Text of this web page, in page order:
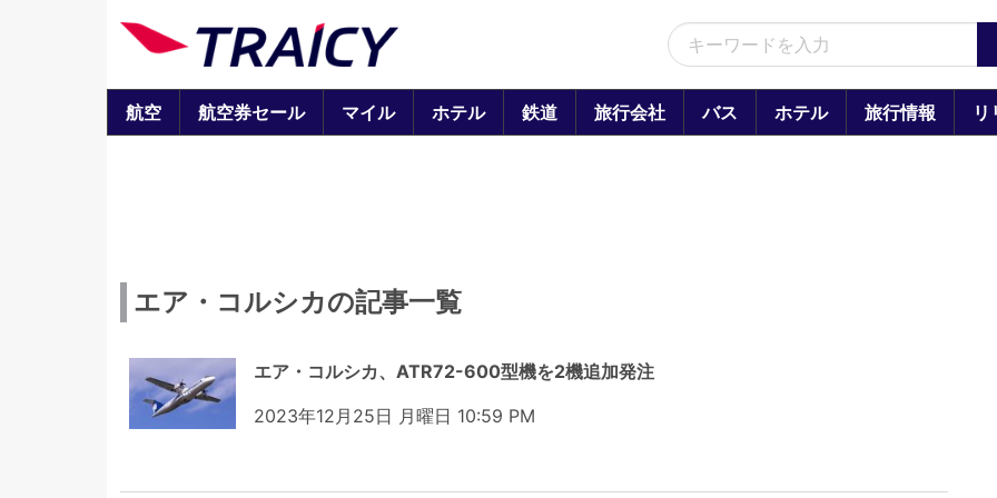
航空 航空券セール マイル ホテル 鉄道 旅行会社 バス ホテル 旅行情報 リ
エア・コルシカの記事一覧
エア・コルシカ、ATR72-600型機を2機追加発注
2023年12月25日 月曜日 10:59 PM